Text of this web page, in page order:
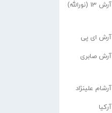
آرش 13 (نورالله)
آرش ای پی
آرش صابری
آرشام علینژاد
آرکیا